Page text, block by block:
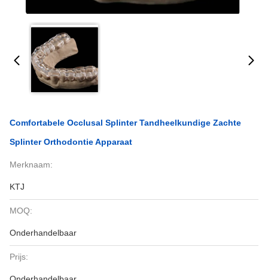
Comfortabele Occlusal Splinter Tandheelkundige Zachte
Splinter Orthodontie Apparaat
Merknaam:
KTJ
MOQ:
Onderhandelbaar
Prijs: